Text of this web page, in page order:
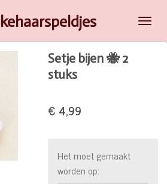
Setje bijen 🐝 2
stuks
€ 4,99
Het moet gemaakt
worden op: